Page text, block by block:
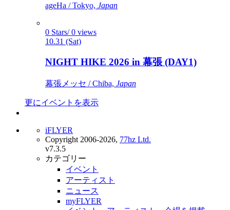
ageHa / Tokyo, Japan
0 Stars/ 0 views
10.31 (Sat)
NIGHT HIKE 2026 in 幕張 (DAY1)
幕張メッセ / Chiba, Japan
更にイベントを表示
iFLYER
Copyright 2006-2026, 77hz Ltd.
v7.3.5
カテゴリー
イベント
アーティスト
ニュース
myFLYER